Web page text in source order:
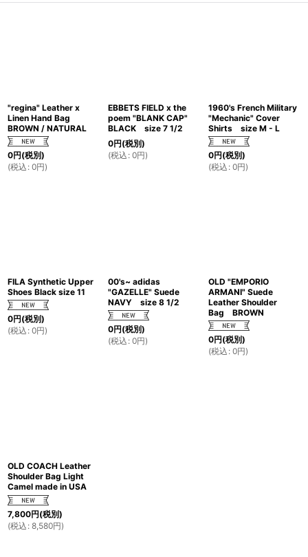
"regina" Leather x
Linen Hand Bag
BROWN / NATURAL
0円(税別)
(税込 : 0円)
EBBETS FIELD x the
poem "BLANK CAP"
BLACK size 7 1/2
0円(税別)
(税込 : 0円)
1960's French Military
"Mechanic" Cover
Shirts size M - L
0円(税別)
(税込 : 0円)
FILA Synthetic Upper
Shoes Black size 11
0円(税別)
(税込 : 0円)
00's~ adidas
"GAZELLE" Suede
NAVY size 8 1/2
0円(税別)
(税込 : 0円)
OLD "EMPORIO
ARMANI" Suede
Leather Shoulder
Bag BROWN
0円(税別)
(税込 : 0円)
OLD COACH Leather
Shoulder Bag Light
Camel made in USA
7,800円(税別)
(税込 : 8,580円)